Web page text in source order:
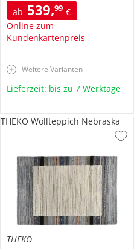
ab 539,99 €
Online zum
Kundenkartenpreis
Weitere Varianten
Lieferzeit: bis zu 7 Werktage
THEKO
THEKO Wollteppich Nebraska